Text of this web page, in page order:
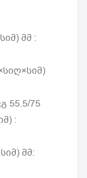
მმ :
55.5/75
:
მმ: